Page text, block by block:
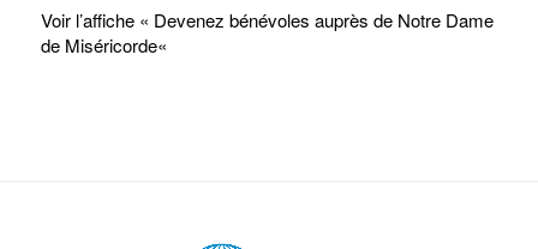
Voir l’affiche « Devenez bénévoles auprès de Notre Dame
de Miséricorde«